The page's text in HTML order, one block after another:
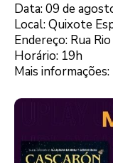
Data: 09 de
Local: Quixote
Endereço: Rua
Horário: 19h
Mais